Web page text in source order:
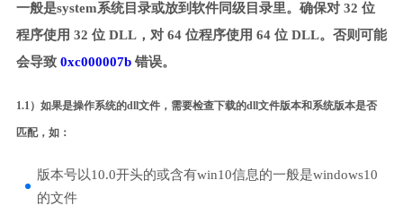
一般是system系统目录或放到软件同级目录里。确保对 32 位
程序使用 32 位 DLL，对 64 位程序使用 64 位 DLL。否则可能
会导致 0xc000007b错误。
1.1）如果是操作系统的dll文件，需要检查下载的dll文件版本和系统版本是否
匹配，如：
版本号以10.0开头的或含有win10信息的一般是windows10
的文件